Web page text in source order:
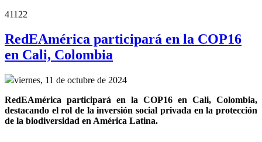
41122
RedEAmérica participará en la COP16
en Cali, Colombia
viernes, 11 de octubre de 2024
RedEAmérica participará en la COP16 en Cali, Colombia,
destacando el rol de la inversión social privada en la protección
de la biodiversidad en América Latina.